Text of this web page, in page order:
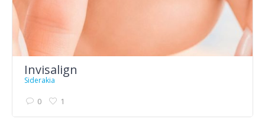
Invisalign
Siderakia
0 1